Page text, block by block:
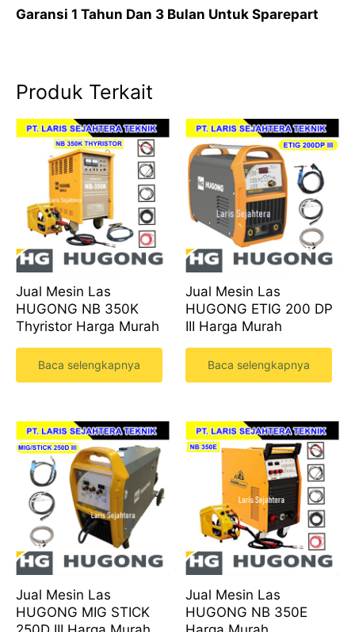
Garansi 1 Tahun Dan 3 Bulan Untuk Sparepart
Produk Terkait
Jual Mesin Las
HUGONG NB 350K
Thyristor Harga Murah
Baca selengkapnya
Jual Mesin Las
HUGONG ETIG 200 DP
III Harga Murah
Baca selengkapnya
Jual Mesin Las
HUGONG MIG STICK
Jual Mesin Las
HUGONG NB 350E